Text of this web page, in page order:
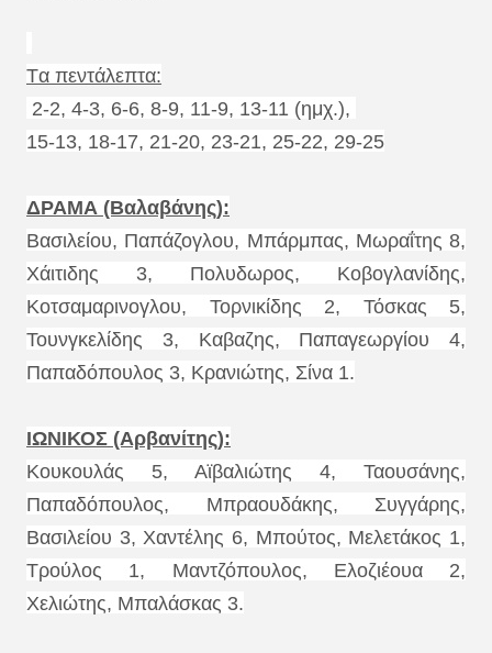
Tα πεντάλεπτα:
2-2, 4-3, 6-6, 8-9, 11-9, 13-11 (ημχ.),
15-13, 18-17, 21-20, 23-21, 25-22, 29-25
ΔΡΑΜΑ (Βαλαβάνης):
Βασιλείου, Παπάζογλου, Μπάρμπας, Μωραΐτης 8,
Χάιτιδης 3, Πολυδωρος, Κοβογλανίδης,
Κοτσαμαρινογλου, Τορνικίδης 2, Τόσκας 5,
Τουνγκελίδης 3, Καβαζης, Παπαγεωργίου 4,
Παπαδόπουλος 3, Κρανιώτης, Σίνα 1.
ΙΩΝΙΚΟΣ (Αρβανίτης):
Κουκουλάς 5, Αϊβαλιώτης 4, Ταουσάνης,
Παπαδόπουλος, Μπραουδάκης, Συγγάρης,
Βασιλείου 3, Χαντέλης 6, Μπούτος, Μελετάκος 1,
Τρούλος 1, Μαντζόπουλος, Ελοζιέουα 2,
Χελιώτης, Μπαλάσκας 3.